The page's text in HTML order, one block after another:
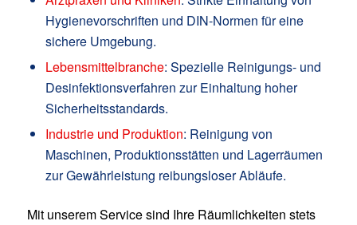
Hygienevorschriften und DIN-Normen für eine
sichere Umgebung.
Lebensmittelbranche: Spezielle Reinigungs- und
Desinfektionsverfahren zur Einhaltung hoher
Sicherheitsstandards.
Industrie und Produktion: Reinigung von
Maschinen, Produktionsstätten und Lagerräumen
zur Gewährleistung reibungsloser Abläufe.
Mit unserem Service sind Ihre Räumlichkeiten stets